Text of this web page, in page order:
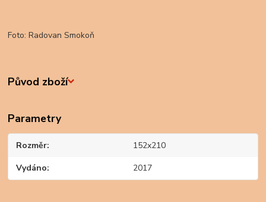
Foto: Radovan Smokoň
Původ zboží
Parametry
Rozměr 152x210
Vydáno 2017